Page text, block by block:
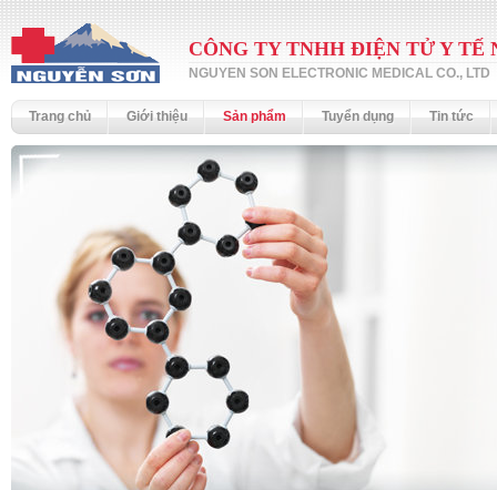
CÔNG TY TNHH ĐIỆN TỬ Y TẾ
NGUYEN SON ELECTRONIC MEDICAL CO., LTD
Trang chủ Giới thiệu Sản phẩm Tuyển dụng Tin tức